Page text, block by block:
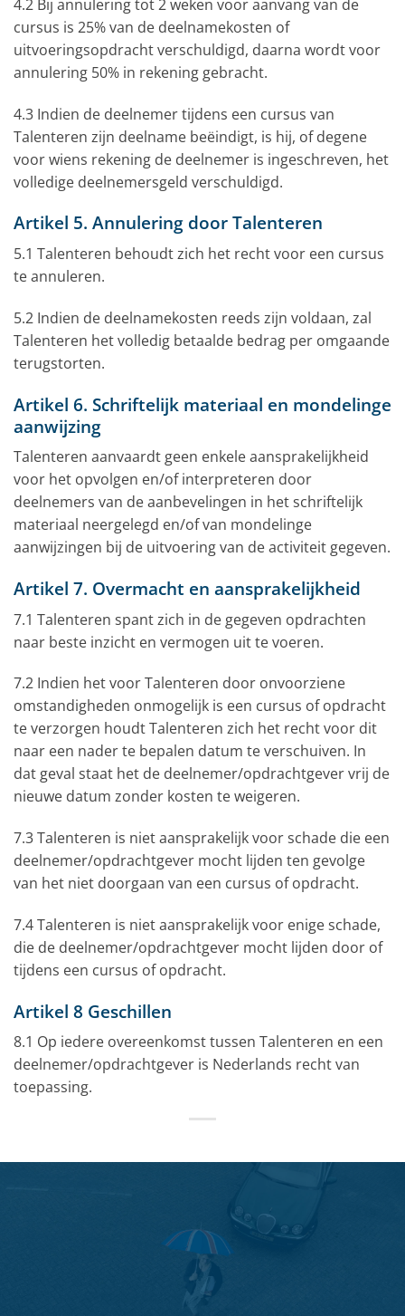
4.2 Bij annulering tot 2 weken voor aanvang van de
cursus is 25% van de deelnamekosten of
uitvoeringsopdracht verschuldigd, daarna wordt voor
annulering 50% in rekening gebracht.
4.3 Indien de deelnemer tijdens een cursus van
Talenteren zijn deelname beëindigt, is hij, of degene
voor wiens rekening de deelnemer is ingeschreven, het
volledige deelnemersgeld verschuldigd.
Artikel 5. Annulering door Talenteren
5.1 Talenteren behoudt zich het recht voor een cursus
te annuleren.
5.2 Indien de deelnamekosten reeds zijn voldaan, zal
Talenteren het volledig betaalde bedrag per omgaande
terugstorten.
Artikel 6. Schriftelijk materiaal en mondelinge
aanwijzing
Talenteren aanvaardt geen enkele aansprakelijkheid
voor het opvolgen en/of interpreteren door
deelnemers van de aanbevelingen in het schriftelijk
materiaal neergelegd en/of van mondelinge
aanwijzingen bij de uitvoering van de activiteit gegeven.
Artikel 7. Overmacht en aansprakelijkheid
7.1 Talenteren spant zich in de gegeven opdrachten
naar beste inzicht en vermogen uit te voeren.
7.2 Indien het voor Talenteren door onvoorziene
omstandigheden onmogelijk is een cursus of opdracht
te verzorgen houdt Talenteren zich het recht voor dit
naar een nader te bepalen datum te verschuiven. In
dat geval staat het de deelnemer/opdrachtgever vrij de
nieuwe datum zonder kosten te weigeren.
7.3 Talenteren is niet aansprakelijk voor schade die een
deelnemer/opdrachtgever mocht lijden ten gevolge
van het niet doorgaan van een cursus of opdracht.
7.4 Talenteren is niet aansprakelijk voor enige schade,
die de deelnemer/opdrachtgever mocht lijden door of
tijdens een cursus of opdracht.
Artikel 8 Geschillen
8.1 Op iedere overeenkomst tussen Talenteren en een
deelnemer/opdrachtgever is Nederlands recht van
toepassing.